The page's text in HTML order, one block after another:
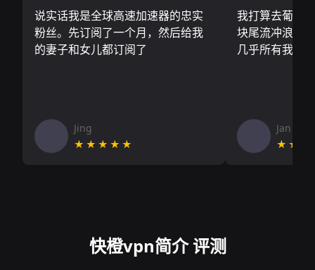
说实话我是全球高速加速器的忠实
粉丝。先订阅了一个月，然后给我
的妻子和女儿都订阅了
Jing
★★★★★
我打算去葡萄
块尾流冲浪板
几乎所有我需
Jan V
快橙vpn简介 评测